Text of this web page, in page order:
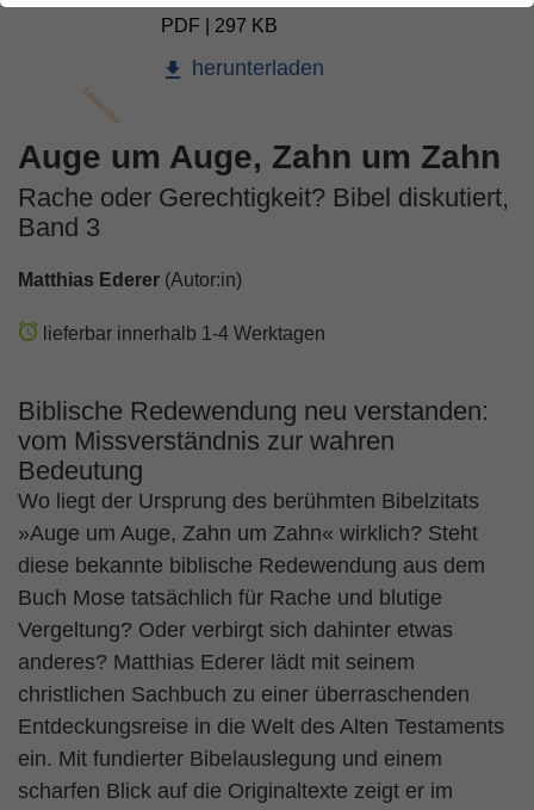
PDF | 297 KB
herunterladen
Auge um Auge, Zahn um Zahn
Rache oder Gerechtigkeit? Bibel diskutiert,
Band 3
Matthias Ederer (Autor:in)
lieferbar innerhalb 1-4 Werktagen
Biblische Redewendung neu verstanden:
vom Missverständnis zur wahren
Bedeutung
Wo liegt der Ursprung des berühmten Bibelzitats
»Auge um Auge, Zahn um Zahn« wirklich? Steht
diese bekannte biblische Redewendung aus dem
Buch Mose tatsächlich für Rache und blutige
Vergeltung? Oder verbirgt sich dahinter etwas
anderes? Matthias Ederer lädt mit seinem
christlichen Sachbuch zu einer überraschenden
Entdeckungsreise in die Welt des Alten Testaments
ein. Mit fundierter Bibelauslegung und einem
scharfen Blick auf die Originaltexte zeigt er im